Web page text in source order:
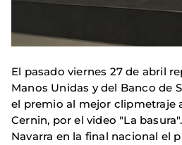
El pasado viernes 27 de abril
Manos Unidas y del Banco de
el premio al mejor clipmetraje
Cernin, por el video "La
Navarra en la final nacional el